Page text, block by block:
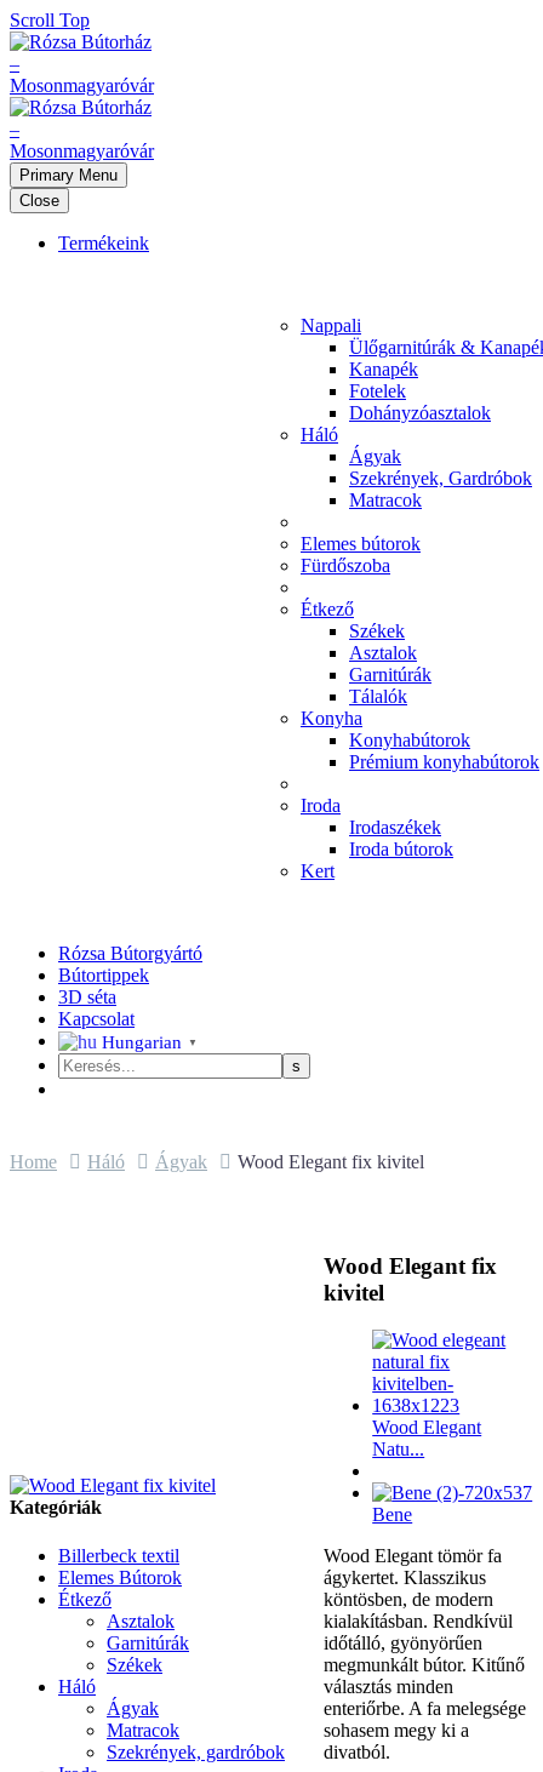
Scroll Top
Primary Menu
Close
Termékeink
Nappali
Ülőgarnitúrák &
Kanapék
Fotelek
Dohányzóasztalok
Háló
Ágyak
Szekrények, Gardróbok
Matracok
Elemes bútorok
Fürdőszoba
Étkező
Székek
Asztalok
Garnitúrák
Tálalók
Konyha
Konyhabútorok
Prémium konyhabútorok
Iroda
Irodaszékek
Iroda bútorok
Kert
Rózsa Bútorgyártó
Bútortippek
3D séta
Kapcsolat
Hungarian ▼
Home Háló Ágyak Wood Elegant fix kivitel
Wood Elegant fix
kivitel
Wood Elegant
Natu...
Bene
Wood Elegant tömör fa
ágykertet. Klasszikus
köntösben, de modern
kialakításban. Rendkívül
időtálló, gyönyörűen
megmunkált bútor. Kitűnő
választás minden
enteriőrbe. A fa melegsége
sohasem megy ki a
divatból.
Kategóriák
Billerbeck textil
Elemes Bútorok
Étkező
Asztalok
Garnitúrák
Székek
Háló
Ágyak
Matracok
Szekrények, gardróbok